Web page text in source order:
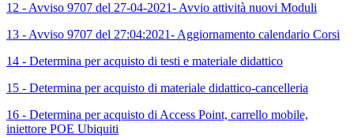
12 - Avviso 9707 del 27-04-2021- Avvio attività nuovi Moduli
13 - Avviso 9707 del 27:04:2021- Aggiornamento calendario Corsi
14 - Determina per acquisto di testi e materiale didattico
15 - Determina per acquisto di materiale didattico-cancelleria
16 - Determina per acquisto di Access Point, carrello mobile,
iniettore POE Ubiquiti